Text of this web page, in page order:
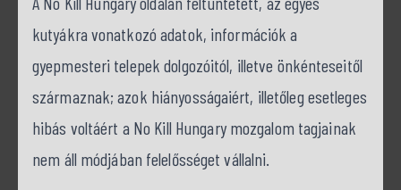
kutyákra vonatkozó adatok, információk a
gyepmesteri telepek dolgozóitól, illetve önkénteseitől
származnak; azok hiányosságaiért, illetőleg esetleges
hibás voltáért a No Kill Hungary mozgalom tagjainak
nem áll módjában felelősséget vállalni.